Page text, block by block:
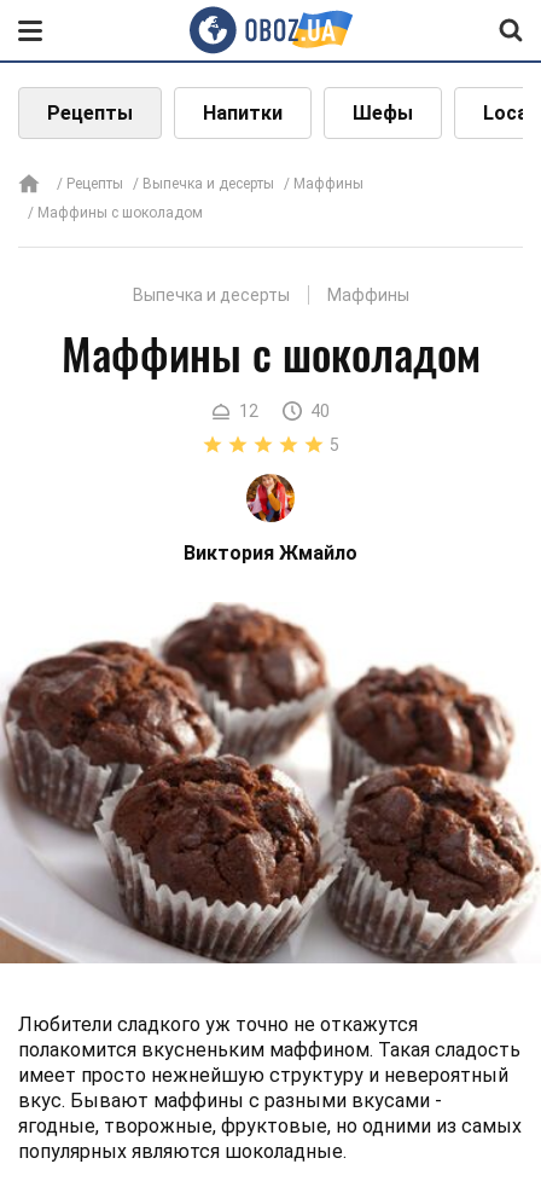
Рецепты Напитки Шефы Local
Рецепты Выпечка и десерты
Маффины
Маффины с шоколадом
Выпечка и десерты Маффины
Маффины с шоколадом
12
40
5
Виктория Жмайло
Любители сладкого уж точно не откажутся
полакомится вкусненьким маффином. Такая сладость
имеет просто нежнейшую структуру и невероятный
вкус. Бывают маффины с разными вкусами -
ягодные, творожные, фруктовые, но одними из самых
популярных являются шоколадные.